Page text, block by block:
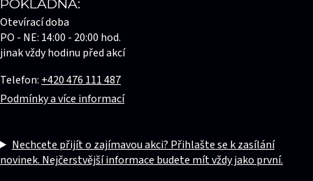
POKLADNA:
Otevírací doba
PO - NE: 14:00 - 20:00 hod.
jinak vždy hodinu před akcí
Telefon: +420 476 111 487
Podmínky a více informací
Nechcete přijít o zajímavou akci? Přihlašte se k zasílání
novinek. Nejčerstvější informace budete mít vždy jako první.